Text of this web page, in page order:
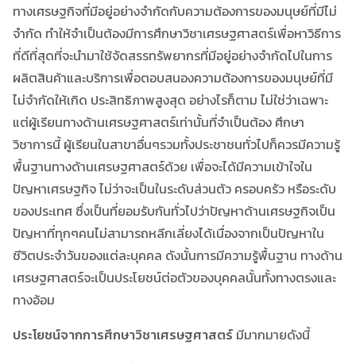
ทางเศรษฐกิจที่มีอยู่อย่างจำกัดกับความต้องการของมนุษย์ที่มีไม่
จำกัด ทำให้จำเป็นต้องมีการศึกษาวิชาเศรษฐศาสตร์เพื่อหาวิธีการ
ที่ดีที่สุดที่จะนำมาใช้จัดสรรทรัพยากรที่มีอยู่อย่างจำกัดไปในการ
ผลิตสินค้าและบริการเพื่อตอบสนองความต้องการของมนุษย์ที่มี
ไม่จำกัดให้เกิด ประสิทธิภาพสูงสุด อย่างไรก็ตาม ไม่ใช่ว่าเฉพาะ
แต่ผู้เรียนทางด้านเศรษฐศาสตร์เท่านั้นที่จำเป็นต้อง ศึกษา
วิชาการนี้ ผู้เรียนในสาขาอื่นๆรวมทั้งประชาชนทั่วไปก็ควรมีความรู้
พื้นฐานทางด้านเศรษฐศาสตร์ด้วย เพื่อจะได้มีความเข้าใจใน
ปัญหาเศรษฐกิจ ไม่ว่าจะเป็นในระดับส่วนตัว ครอบครัว หรือระดับ
ของประเทศ ซึ่งเป็นที่ยอมรับกันทั่วไปว่าปัญหาด้านเศรษฐกิจเป็น
ปัญหาที่ทุกๆคนไม่สามารถหลีกเลี่ยงได้เนื่องจากเป็นปัญหาใน
ชีวิตประจำวันของแต่ละบุคคล ดังนั้นการมีความรู้พื้นฐาน ทางด้าน
เศรษฐศาสตร์จะเป็นประโยชน์ต่อตัวของบุคคลนั้นทั้งทางตรงและ
ทางอ้อม
ประโยชน์จากการศึกษาวิชาเศรษฐศาสตร์ มีมากมายดังนี้